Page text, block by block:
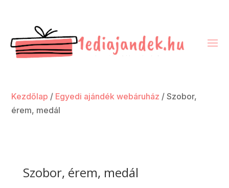
Kezdőlap / Egyedi ajándék webáruház / Szobor,
érem, medál
Szobor, érem, medál